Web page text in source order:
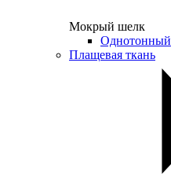
Мокрый шелк
Однотонный
Плащевая ткань